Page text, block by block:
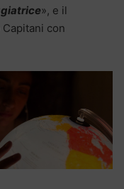
», e il
con